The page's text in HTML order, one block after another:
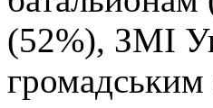
(52%), ЗМІ
громадським